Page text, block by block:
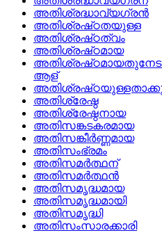
അതിശ്രദ്ധാവ്യഗ്രന്‍
അതിശ്രഷ്‌ഠതയുള്ള
അതിശ്രഷ്‌ഠത്വം
അതിശ്രഷ്‌ഠമായ
ആള്
അതിശ്രേഷ്ഠ
അതിശ്രേഷ്ഠനായ
അതിസങ്കടകരമായ
അതിസങ്കീര്‍ണ്ണമായ
അതിസംഭ്രമം
അതിസമര്‍ത്ഥന്
അതിസമര്‍ത്ഥന്‍
അതിസമൃദ്ധമായ
അതിസമൃദ്ധമായി
അതിസമൃദ്ധി
അതിസംസാരക്കാരി